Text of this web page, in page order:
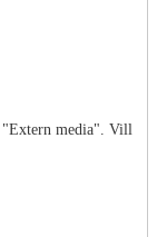
"Extern media". Vill